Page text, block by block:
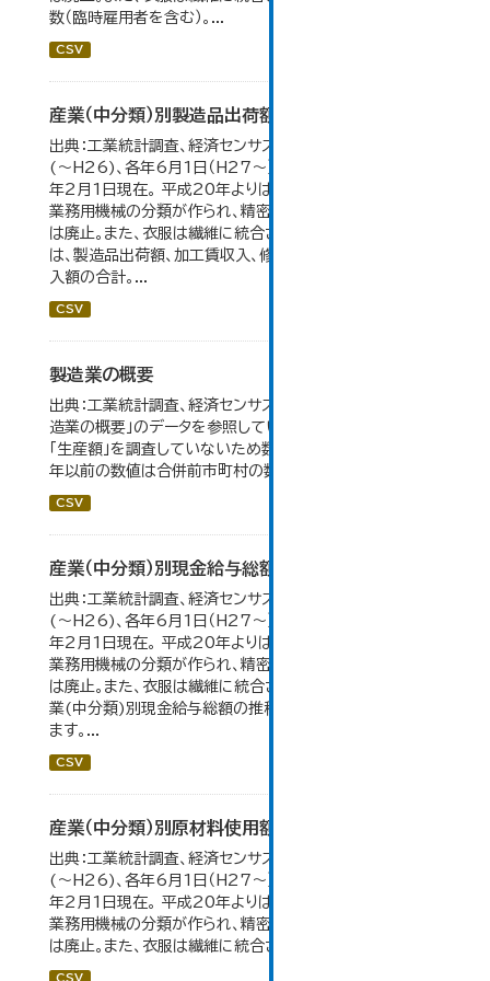
数（臨時雇用者を含む）。...
CSV
産業（中分類）別製造品出荷額等の推移
出典：工業統計調査、経済センサス。 各年12月31日現在
(～H26)、各年6月1日（H27～）・平成23年のみ平成24
年2月1日現在。 平成20年よりはん用機械、生産用機械、
業務用機械の分類が作られ、精密機械、一般用機械の分類
は廃止。また、衣服は繊維に統合された。 製造品出荷額等
は、製造品出荷額、加工賃収入、修理料収入額、その他の収
入額の合計。...
CSV
製造業の概要
出典：工業統計調査、経済センサス。 大仙市の統計「5-7 製
造業の概要」のデータを参照しています。 2007年以前は
「生産額」を調査していないため数値はありません。 2004
年以前の数値は合併前市町村の数値を合算したものです。
CSV
産業（中分類）別現金給与総額の推移
出典：工業統計調査、経済センサス。 各年12月31日現在
(～H26)、各年6月1日（H27～）・平成23年のみ平成24
年2月1日現在。 平成20年よりはん用機械、生産用機械、
業務用機械の分類が作られ、精密機械、一般用機械の分類
は廃止。また、衣服は繊維に統合された。 大仙市の統計「産
業(中分類)別現金給与総額の推移」のデータを参照してい
ます。...
CSV
産業（中分類）別原材料使用額等の推移
出典：工業統計調査、経済センサス。 各年12月31日現在
(～H26)、各年6月1日（H27～）・平成23年のみ平成24
年2月1日現在。 平成20年よりはん用機械、生産用機械、
業務用機械の分類が作られ、精密機械、一般用機械の分類
は廃止。また、衣服は繊維に統合された。...
CSV